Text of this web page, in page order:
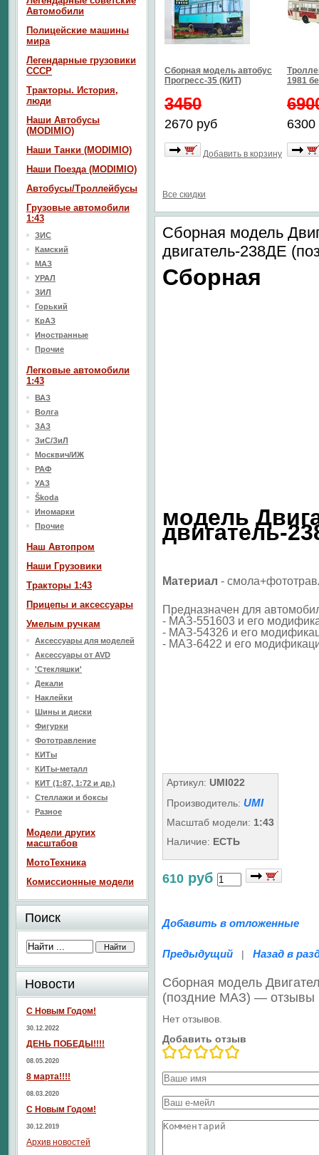
Сборная модель автобус
Прогресс-35 (КИТ)
3450
2670 руб
Добавить в корзину
1981
6300
Все скидки
Сборная модель
двигатель-238ДЕ
Сборная
модель
двигатель-
Материал - смола+
Предназначен для
- МАЗ-551603 и его
- МАЗ-54326 и его
- МАЗ-6422 и его
Артикул: UMI022
Производитель: UMI
Масштаб модели: 1:43
Наличие: ЕСТЬ
610 руб
Добавить в отложенные
Предыдущий | Назад в
Сборная модель
(поздние МАЗ) — отзывы
Нет отзывов.
Добавить отзыв
Автомобили
Полицейские машины
мира
Легендарные грузовики
СССР
Тракторы. История,
люди
Наши Автобусы
(MODIMIO)
Наши Танки (MODIMIO)
Наши Поезда (MODIMIO)
Автобусы/Троллейбусы
Грузовые автомобили
1:43
ЗИС
Камский
МАЗ
УРАЛ
ЗИЛ
Горький
КрАЗ
Иностранные
Прочие
Легковые автомобили
1:43
ВАЗ
Волга
ЗАЗ
ЗиС/ЗиЛ
Москвич/ИЖ
РАФ
УАЗ
Škoda
Иномарки
Прочие
Наш Aвтопром
Наши Грузовики
Тракторы 1:43
Прицепы и аксессуары
Умелым ручкам
Аксессуары для моделей
Аксессуары от AVD
'Стекляшки'
Декали
Наклейки
Шины и диски
Фигурки
Фототравление
КИТы
КИТы-металл
КИТ (1:87, 1:72 и др.)
Стеллажи и боксы
Разное
Модели других
масштабов
МотоТехника
Комиссионные модели
Поиск
Новости
С Новым Годом!
30.12.2022
ДЕНЬ ПОБЕДЫ!!!!
08.05.2020
8 марта!!!!
08.03.2020
С Новым Годом!
30.12.2019
Архив новостей